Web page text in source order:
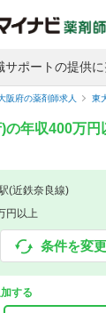
ポートの提供に
阪府の薬剤師求人 東
の年収400万
(近鉄奈良線)
円以上
条件を変
する